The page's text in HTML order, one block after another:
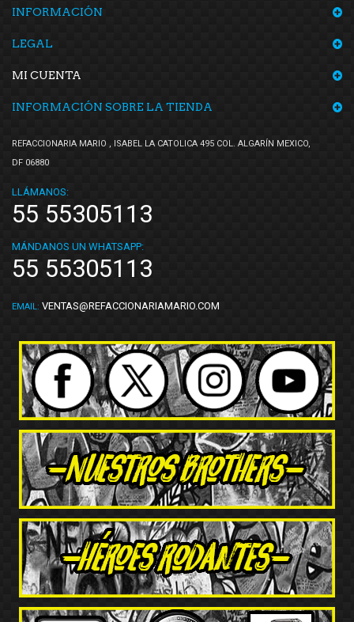
INFORMACIÓN
LEGAL
MI CUENTA
INFORMACIÓN SOBRE LA TIENDA
REFACCIONARIA MARIO , ISABEL LA CATOLICA 495 COL. ALGARÍN MEXICO,
DF 06880
LLÁMANOS:
55 55305113
MÁNDANOS UN WHATSAPP:
55 55305113
EMAIL: VENTAS@REFACCIONARIAMARIO.COM